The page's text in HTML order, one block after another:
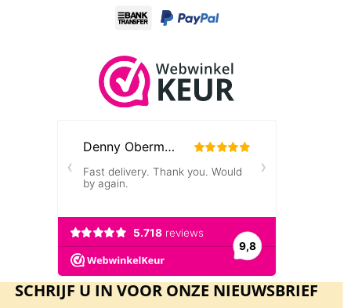
SCHRIJF U IN VOOR ONZE NIEUWSBRIEF